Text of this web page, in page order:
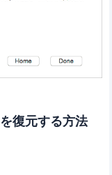
復元する方法